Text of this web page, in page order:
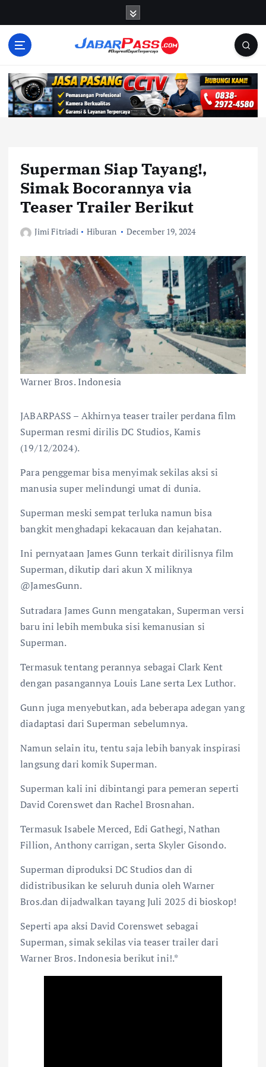
Superman Siap Tayang!,
Simak Bocorannya via
Teaser Trailer Berikut
Jimi Fitriadi Hiburan December 19, 2024
Warner Bros. Indonesia
JABARPASS – Akhirnya teaser trailer perdana film
Superman resmi dirilis DC Studios, Kamis
(19/12/2024).
Para penggemar bisa menyimak sekilas aksi si
manusia super melindungi umat di dunia.
Superman meski sempat terluka namun bisa
bangkit menghadapi kekacauan dan kejahatan.
Ini pernyataan James Gunn terkait dirilisnya film
Superman, dikutip dari akun X miliknya
@JamesGunn.
Sutradara James Gunn mengatakan, Superman versi
baru ini lebih membuka sisi kemanusian si
Superman.
Termasuk tentang perannya sebagai Clark Kent
dengan pasangannya Louis Lane serta Lex Luthor.
Gunn juga menyebutkan, ada beberapa adegan yang
diadaptasi dari Superman sebelumnya.
Namun selain itu, tentu saja lebih banyak inspirasi
langsung dari komik Superman.
Superman kali ini dibintangi para pemeran seperti
David Corenswet dan Rachel Brosnahan.
Termasuk Isabele Merced, Edi Gathegi, Nathan
Fillion, Anthony carrigan, serta Skyler Gisondo.
Superman diproduksi DC Studios dan di
didistribusikan ke seluruh dunia oleh Warner
Bros.dan dijadwalkan tayang Juli 2025 di bioskop!
Seperti apa aksi David Corenswet sebagai
Superman, simak sekilas via teaser trailer dari
Warner Bros. Indonesia berikut ini!.*